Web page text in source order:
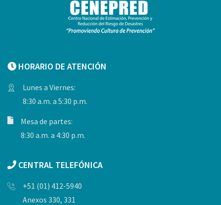
HORARIO DE ATENCIÓN
Lunes a Viernes:
8:30 a.m. a 5:30 p.m.
Mesa de partes:
8:30 a.m. a 4:30 p.m.
CENTRAL TELEFÓNICA
+51 (01) 412-5940
Anexos 330, 331